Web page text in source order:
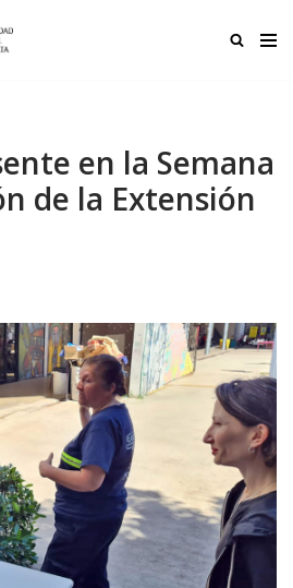
en la Semana
de la Extensión